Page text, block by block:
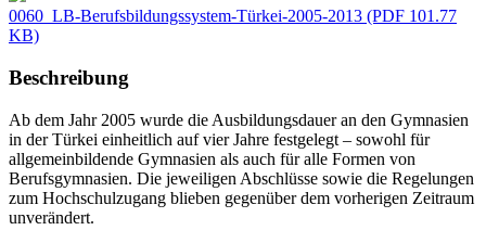
0060_LB-Berufsbildungssystem-Türkei-2005-2013 (PDF 101.77
KB)
Beschreibung
Ab dem Jahr 2005 wurde die Ausbildungsdauer an den Gymnasien
in der Türkei einheitlich auf vier Jahre festgelegt – sowohl für
allgemeinbildende Gymnasien als auch für alle Formen von
Berufsgymnasien. Die jeweiligen Abschlüsse sowie die Regelungen
zum Hochschulzugang blieben gegenüber dem vorherigen Zeitraum
unverändert.